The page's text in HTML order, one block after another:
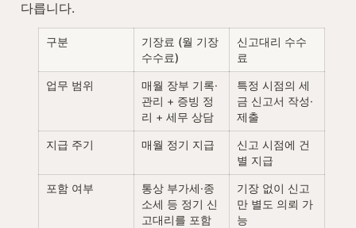
다릅니다.
구분
기장료 (월 기장
수수료)
신고대리 수수
료
업무 범위
매월 장부 기록·
관리 + 증빙 정
리 + 세무 상담
특정 시점의 세
금 신고서 작성·
제출
지급 주기 매월 정기 지급
신고 시점에 건
별 지급
포함 여부
통상 부가세·종
소세 등 정기 신
고대리를 포함
기장 없이 신고
만 별도 의뢰 가
능